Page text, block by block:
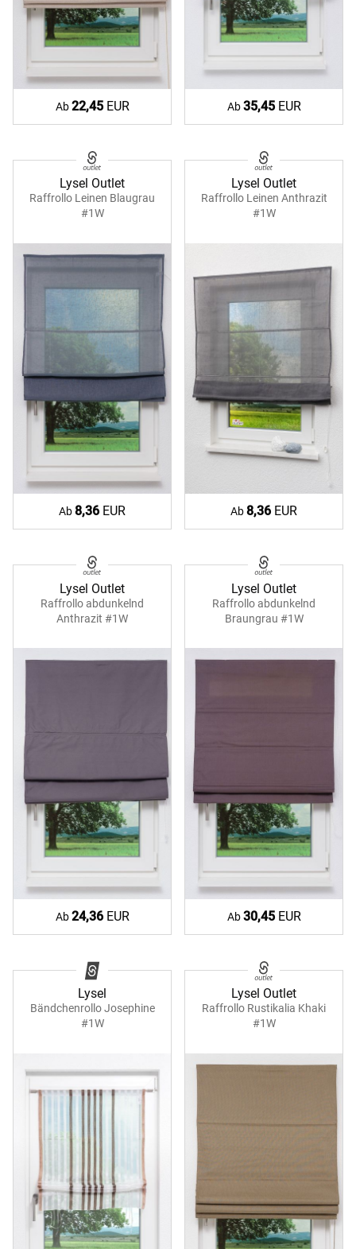
Ab22,45EUR Ab35,45EUR
Lysel Outlet
Raffrollo Leinen Blaugrau
#1W
Ab8,36 EUR
Lysel Outlet
Raffrollo Leinen Anthrazit
#1W
Ab8,36 EUR
Lysel Outlet
Raffrollo abdunkelnd
Anthrazit #1W
Ab24,36EUR
Lysel Outlet
Raffrollo abdunkelnd
Braungrau #1W
Ab30,45EUR
Lysel
Bändchenrollo Josephine
#1W
Lysel Outlet
Raffrollo Rustikalia Khaki
#1W